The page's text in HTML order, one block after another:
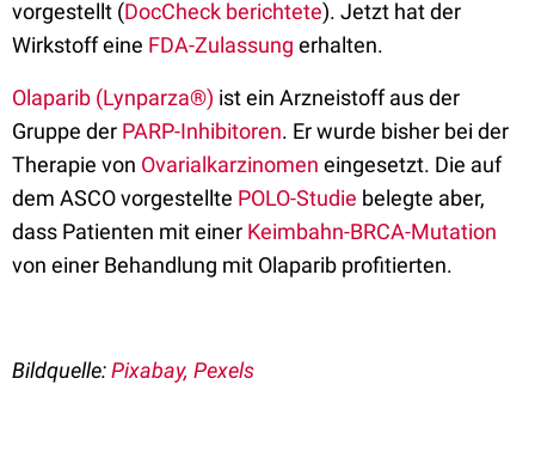
vorgestellt (DocCheck berichtete). Jetzt hat der
Wirkstoff eine FDA-Zulassung erhalten.
Olaparib (Lynparza®) ist ein Arzneistoff aus der
Gruppe der PARP-Inhibitoren. Er wurde bisher bei der
Therapie von Ovarialkarzinomen eingesetzt. Die auf
dem ASCO vorgestellte POLO-Studie belegte aber,
dass Patienten mit einer Keimbahn-BRCA-Mutation
von einer Behandlung mit Olaparib profitierten.
Bildquelle:Pixabay, Pexels